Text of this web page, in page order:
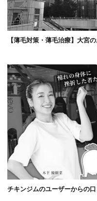
【薄毛対策・薄毛治療】大宮
チキンジムのユーザーからの